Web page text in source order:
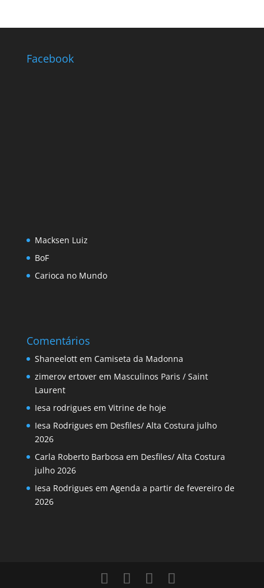
Facebook
Macksen Luiz
BoF
Carioca no Mundo
Comentários
Shaneelottem Camiseta da Madonna
zimerov ertoverem Masculinos Paris / Saint
Laurent
Iesa rodrigues em Vitrine de hoje
Iesa Rodrigues em Desfiles/ Alta Costura julho
2026
Carla Roberto Barbosa em Desfiles/ Alta Costura
julho 2026
Iesa Rodrigues em Agenda a partir de fevereiro de
2026